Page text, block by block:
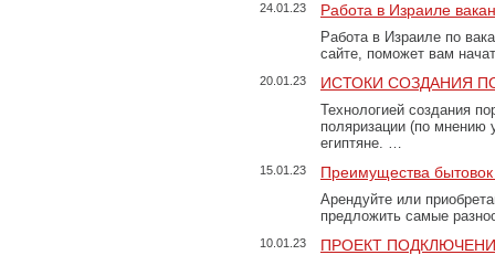
24.01.23 Работа в Израиле
Работа в Израиле по
сайте, поможет вам
20.01.23 ИСТОКИ СОЗДАНИЯ
Технологией создания
поляризации (по
египтяне. …
15.01.23 Преимущества
Арендуйте или
предложить самые
10.01.23 ПРОЕКТ